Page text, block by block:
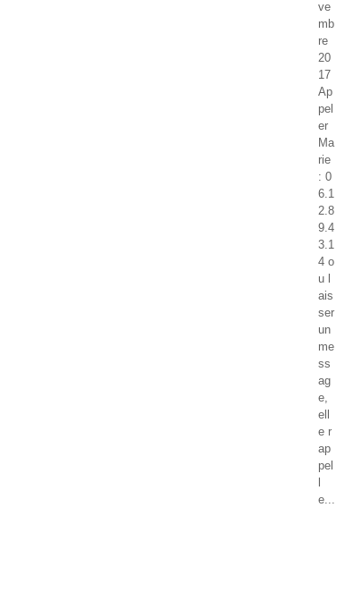
ve
mb
re
20
17
Ap
pel
er
Ma
rie
: 0
6.1
2.8
9.4
3.1
4 o
u l
ais
ser
un
me
ss
ag
e,
ell
e r
ap
pel
e...